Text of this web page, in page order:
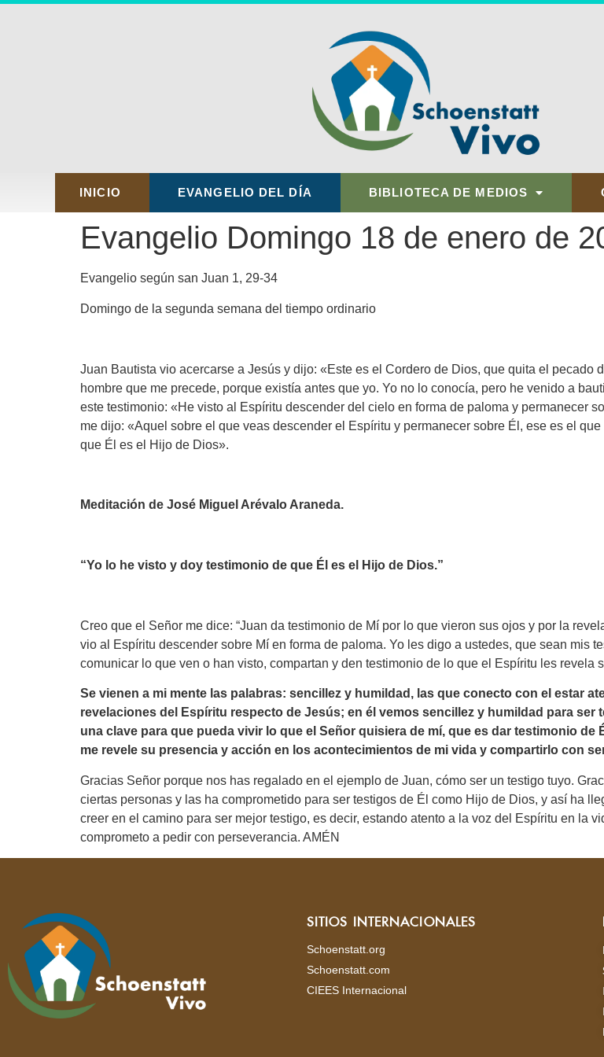
INICIO EVANGELIO DEL DÍA BIBLIOTECA DE MEDIOS
Evangelio Domingo 18 de enero de
Evangelio según san Juan 1, 29-34
Domingo de la segunda semana del tiempo ordinario
Juan Bautista vio acercarse a Jesús y dijo: «Este es el Cordero de Dios, que quita el pecado
hombre que me precede, porque existía antes que yo. Yo no lo conocía, pero he venido a
este testimonio: «He visto al Espíritu descender del cielo en forma de paloma y permanecer
me dijo: «Aquel sobre el que veas descender el Espíritu y permanecer sobre Él, ese es el
que Él es el Hijo de Dios».
Meditación de José Miguel Arévalo Araneda.
“Yo lo he visto y doy testimonio de que Él es el Hijo de Dios.”
Creo que el Señor me dice: “Juan da testimonio de Mí por lo que vieron sus ojos y por la
vio al Espíritu descender sobre Mí en forma de paloma. Yo les digo a ustedes, que sean mis
comunicar lo que ven o han visto, compartan y den testimonio de lo que el Espíritu les revela
Se vienen a mi mente las palabras: sencillez y humildad, las que conecto con el estar
revelaciones del Espíritu respecto de Jesús; en él vemos sencillez y humildad para
una clave para que pueda vivir lo que el Señor quisiera de mí, que es dar testimonio
me revele su presencia y acción en los acontecimientos de mi vida y compartirlo con
Gracias Señor porque nos has regalado en el ejemplo de Juan, cómo ser un testigo tuyo.
ciertas personas y las ha comprometido para ser testigos de Él como Hijo de Dios, y así ha
creer en el camino para ser mejor testigo, es decir, estando atento a la voz del Espíritu en la
comprometo a pedir con perseverancia. AMÉN
SITIOS INTERNACIONALES
Schoenstatt.org
Schoenstatt.com
CIEES Internacional